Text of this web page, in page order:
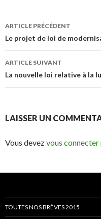
Navigation
des
articles
ARTICLE PRÉCÉDENT
Le projet de loi de
ARTICLE SUIVANT
La nouvelle loi relative à la
LAISSER UN
Vous devezvous connecter
TOUTES NOS BRÈVES 2015